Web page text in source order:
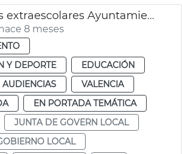
Actividades extraescolares Ayuntamiento de València
8 meses
Y DEPORTE
EDUCACIÓN
VALENCIA
EN PORTADA TEMÁTICA
JUNTA DE GOVERN LOCAL
LOCAL